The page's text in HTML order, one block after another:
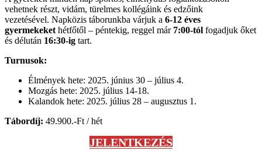
vehetnek részt, vidám, türelmes kollégáink és edzőink
vezetésével. Napközis táborunkba várjuk a 6-12 éves
gyermekeket hétfőtől – péntekig, reggel már 7:00-tól fogadjuk őket
és délután 16:30-ig tart.
Turnusok:
Élmények hete: 2025. június 30 – július 4.
Mozgás hete: 2025. július 14-18.
Kalandok hete: 2025. július 28 – augusztus 1.
Tábordíj: 49.900.-Ft / hét
JELENTKEZÉS